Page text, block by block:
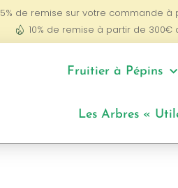
5% de remise sur votre commande à
10% de remise à partir de 300€
Fruitier à Pépins
Les Arbres «